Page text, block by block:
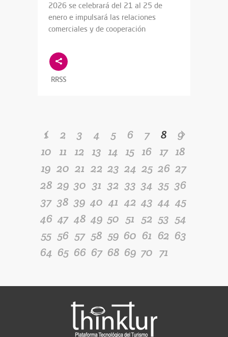
2026 se celebrará del 21 al 25 de
enero e impulsará las relaciones
comerciales y de cooperación
RRSS
1 2 3 4 5 6 7 8
9
10 11 12 13 14 15 16 17 18
19 20 21 22 23 24 25 26 27
28 29 30 31 32 33 34 35 36
37 38 39 40 41 42 43 44 45
46 47 48 49 50 51 52 53 54
55 56 57 58 59 60 61 62 63
64 65 66 67 68 69 70 71